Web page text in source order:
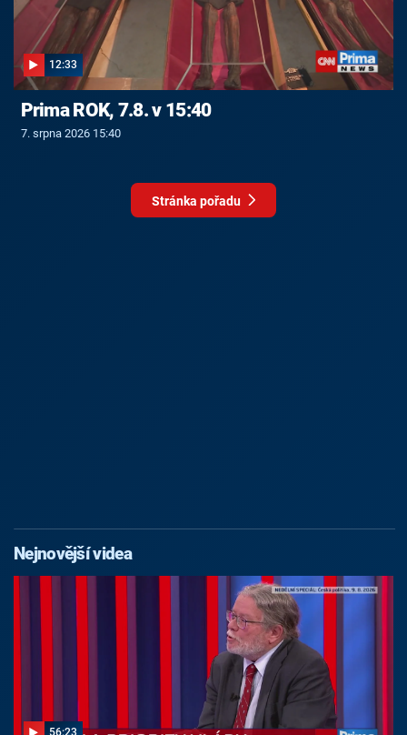
12:33
Prima ROK, 7.8. v 15:40
7. srpna 2026 15:40
Stránka pořadu
Nejnovější videa